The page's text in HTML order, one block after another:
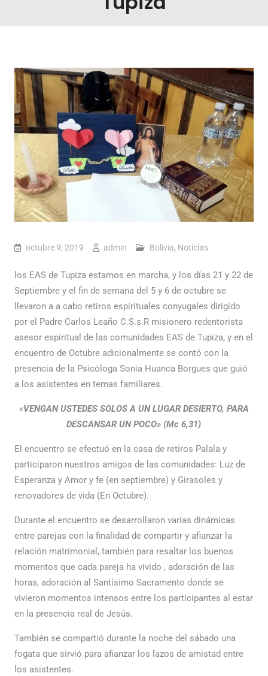
octubre 9, 2019 admin Bolivia, Noticias
los EAS de Tupiza estamos en marcha, y los días 21 y 22 de
Septiembre y el fin de semana del 5 y 6 de octubre se
llevaron a a cabo retiros espirituales conyugales dirigido
por el Padre Carlos Leaño C.S.s.R misionero redentorista
asesor espiritual de las comunidades EAS de Tupiza, y en el
encuentro de Octubre adicionalmente se contó con la
presencia de la Psicóloga Sonia Huanca Borgues que guió
a los asistentes en temas familiares.
«VENGAN USTEDES SOLOS A UN LUGAR DESIERTO, PARA
DESCANSAR UN POCO» (Mc 6,31)
El encuentro se efectuó en la casa de retiros Palala y
participaron nuestros amigos de las comunidades: Luz de
Esperanza y Amor y fe (en septiembre) y Girasoles y
renovadores de vida (En Octubre).
Durante el encuentro se desarrollaron varias dinámicas
entre parejas con la finalidad de compartir y afianzar la
relación matrimonial, también para resaltar los buenos
momentos que cada pareja ha vivido , adoración de las
horas, adoración al Santísimo Sacramento donde se
vivieron momentos intensos entre los participantes al estar
en la presencia real de Jesús.
También se compartió durante la noche del sábado una
fogata que sirvió para afianzar los lazos de amistad entre
los asistentes.